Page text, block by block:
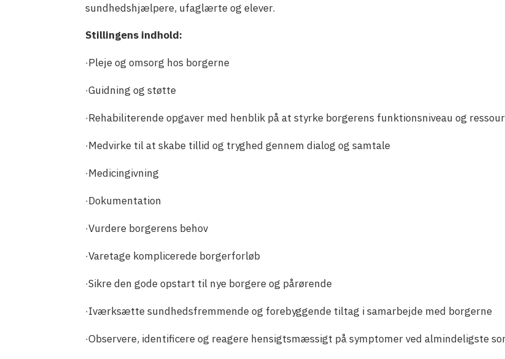
sundhedshjælpere, ufaglærte og elever.
Stillingens indhold:
·Pleje og omsorg hos borgerne
·Guidning og støtte
·Rehabiliterende opgaver med henblik på at styrke borgerens funktionsniveau og
·Medvirke til at skabe tillid og tryghed gennem dialog og samtale
·Medicingivning
·Dokumentation
·Vurdere borgerens behov
·Varetage komplicerede borgerforløb
·Sikre den gode opstart til nye borgere og pårørende
·Iværksætte sundhedsfremmende og forebyggende tiltag i samarbejde med borgerne
·Observere, identificere og reagere hensigtsmæssigt på symptomer ved almindeligste